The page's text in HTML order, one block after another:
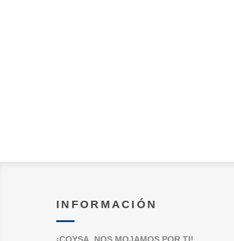
INFORMACIÓN